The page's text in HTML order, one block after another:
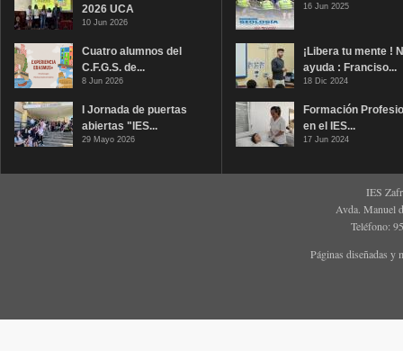
2026 UCA
10 Jun 2026
Cuatro alumnos del
C.F.G.S. de...
8 Jun 2026
I Jornada de puertas
abiertas "IES...
29 Mayo 2026
16 Jun 2025
¡Libera tu mente !
ayuda : Franciso...
18 Dic 2024
Formación
en el IES...
17 Jun 2024
IES
Avda. Manuel
Teléfono:
Páginas diseñadas y